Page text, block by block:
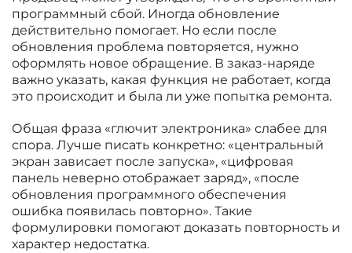
программный сбой. Иногда обновление
действительно помогает. Но если после
обновления проблема повторяется, нужно
оформлять новое обращение. В заказ-наряде
важно указать, какая функция не работает, когда
это происходит и была ли уже попытка ремонта.
Общая фраза «глючит электроника» слабее для
спора. Лучше писать конкретно: «центральный
экран зависает после запуска», «цифровая
панель неверно отображает заряд», «после
обновления программного обеспечения
ошибка появилась повторно». Такие
формулировки помогают доказать повторность и
характер недостатка.